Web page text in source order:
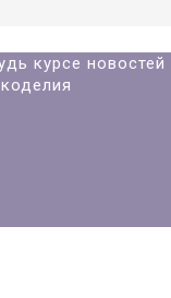
курсе новостей